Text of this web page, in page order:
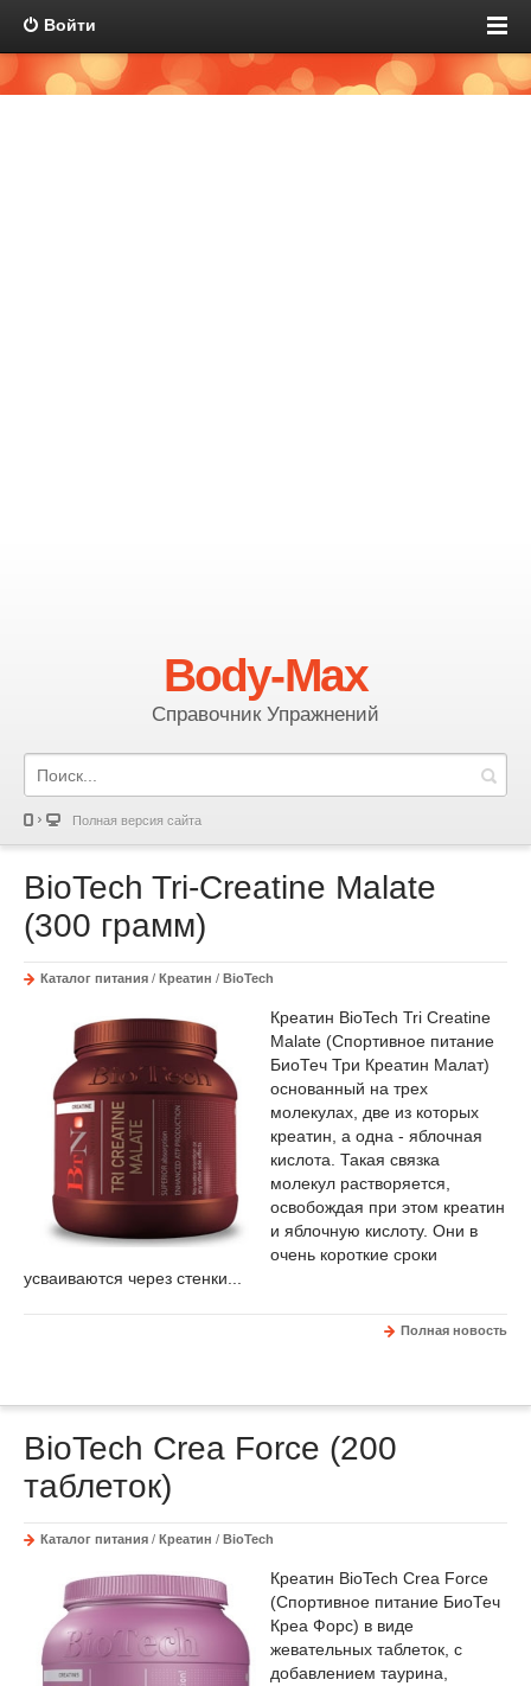
Войти
Body-Max
Справочник Упражнений
Полная версия сайта
BioTech Tri-Creatine Malate
(300 грамм)
Каталог питания / Креатин / BioTech
Креатин BioTech Tri Creatine
Malate (Спортивное питание
БиоТеч Три Креатин Малат)
основанный на трех
молекулах, две из которых
креатин, а одна - яблочная
кислота. Такая связка
молекул растворяется,
освобождая при этом креатин
и яблочную кислоту. Они в
очень короткие сроки
усваиваются через стенки...
Полная новость
BioTech Crea Force (200
таблеток)
Каталог питания / Креатин / BioTech
Креатин BioTech Crea Force
(Спортивное питание БиоТеч
Креа Форс) в виде
жевательных таблеток, с
добавлением таурина,